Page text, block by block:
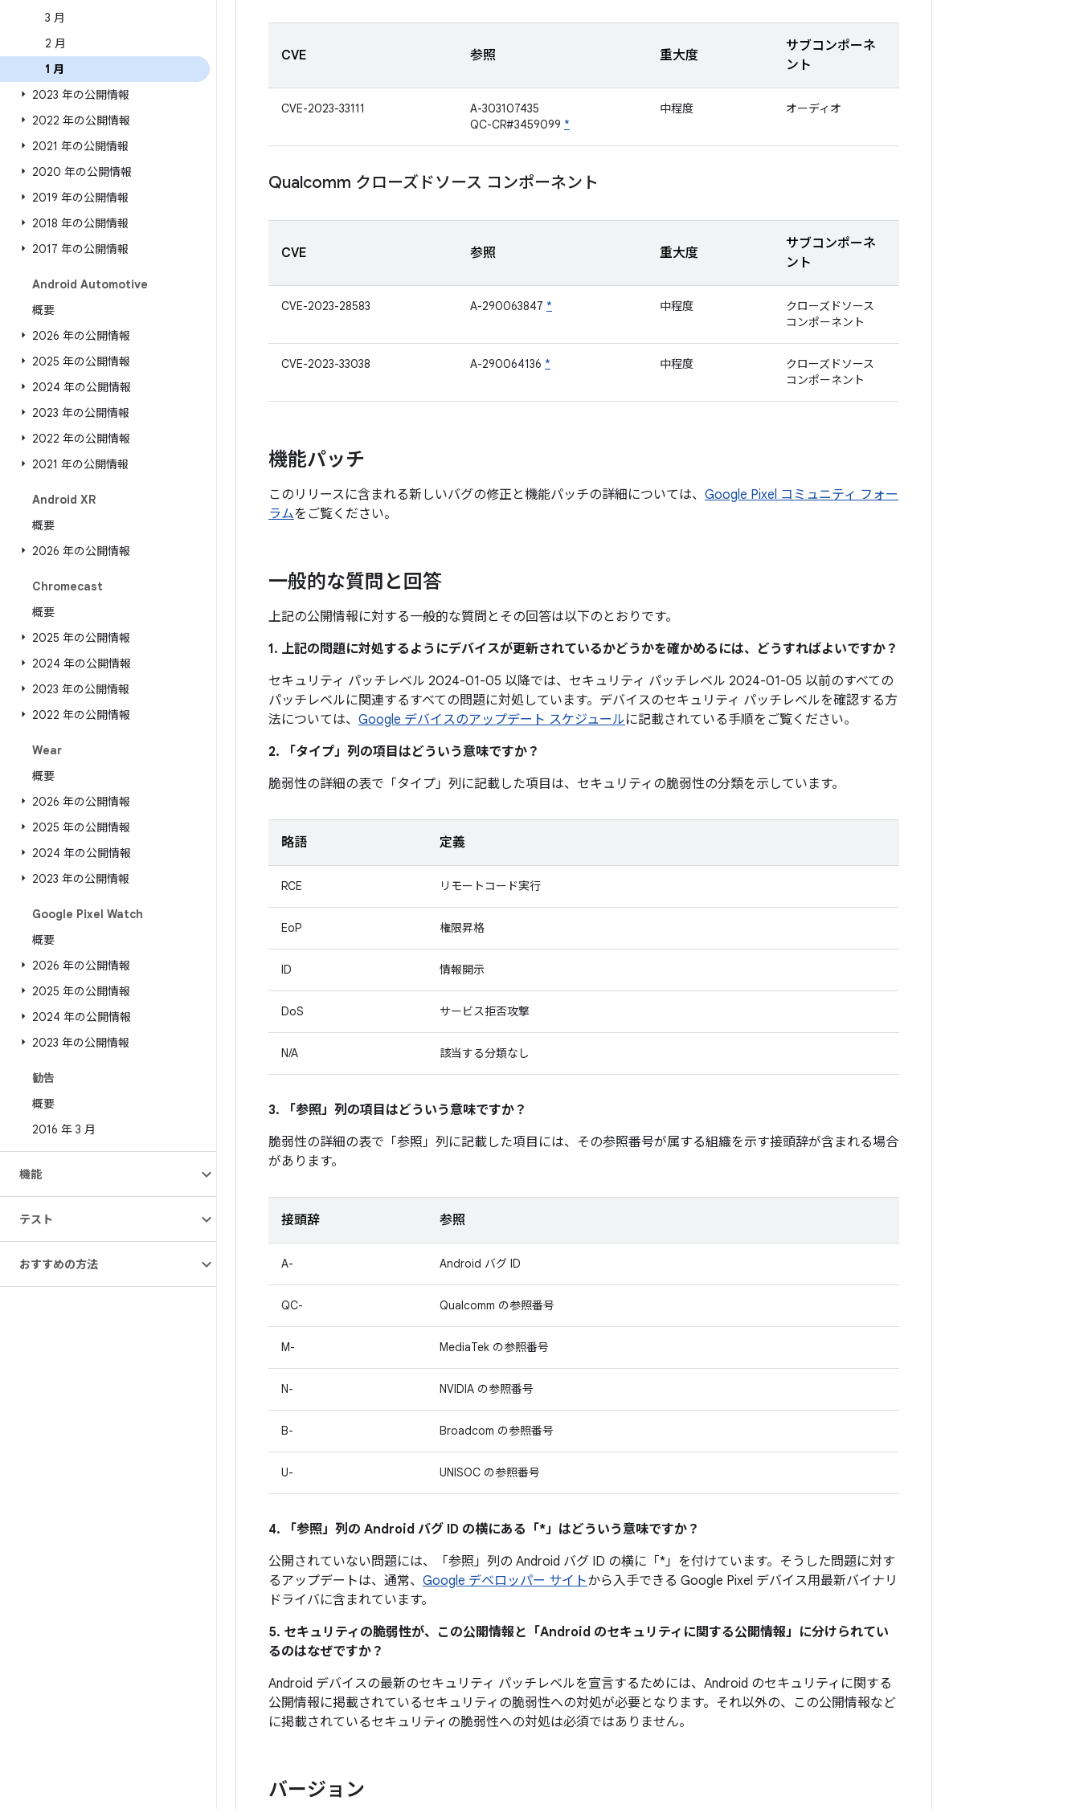
3 月
2 月
1 月
2023 年の公開情報
2022 年の公開情報
2021 年の公開情報
2020 年の公開情報
2019 年の公開情報
2018 年の公開情報
2017 年の公開情報
Android Automotive
概要
2026 年の公開情報
2025 年の公開情報
2024 年の公開情報
2023 年の公開情報
2022 年の公開情報
2021 年の公開情報
Android XR
概要
2026 年の公開情報
Chromecast
概要
2025 年の公開情報
2024 年の公開情報
2023 年の公開情報
2022 年の公開情報
Wear
概要
2026 年の公開情報
2025 年の公開情報
2024 年の公開情報
2023 年の公開情報
Google Pixel Watch
概要
2026 年の公開情報
2025 年の公開情報
2024 年の公開情報
2023 年の公開情報
勧告
概要
2016 年 3 月
機能
テスト
おすすめの方法
CVE 参照 重大度
サブコンポーネ
ント
CVE-2023-33111
A-303107435
QC-CR#3459099 *
中程度 オーディオ
Qualcomm クローズドソース コンポーネント
CVE 参照 重大度
サブコンポーネ
ント
CVE-2023-28583 A-290063847 * 中程度
クローズドソース
コンポーネント
CVE-2023-33038 A-290064136 * 中程度
クローズドソース
コンポーネント
機能パッチ
このリリースに含まれる新しいバグの修正と機能パッチの詳細については、 Google Pixel コミュニティ フォー
ラムをご覧ください。
一般的な質問と回答
上記の公開情報に対する一般的な質問とその回答は以下のとおりです。
1. 上記の問題に対処するようにデバイスが更新されているかどうかを確かめるには、どうすればよいですか？
セキュリティ パッチレベル 2024-01-05 以降では、セキュリティ パッチレベル 2024-01-05 以前のすべての
パッチレベルに関連するすべての問題に対処しています。デバイスのセキュリティ パッチレベルを確認する方
法については、 Google デバイスのアップデート スケジュールに記載されている手順をご覧ください。
2. 「タイプ」 列の項目はどういう意味ですか？
脆弱性の詳細の表で「タイプ」 列に記載した項目は、セキュリティの脆弱性の分類を示しています。
略語 定義
RCE リモートコード実行
EoP 権限昇格
ID 情報開示
DoS サービス拒否攻撃
N/A 該当する分類なし
3. 「参照」 列の項目はどういう意味ですか？
脆弱性の詳細の表で「参照」 列に記載した項目には、その参照番号が属する組織を示す接頭辞が含まれる場合
があります。
接頭辞 参照
A- Android バグ ID
QC- Qualcomm の参照番号
M- MediaTek の参照番号
N- NVIDIA の参照番号
B- Broadcom の参照番号
U- UNISOC の参照番号
4. 「参照」 列の Android バグ ID の横にある「*」はどういう意味ですか？
公開されていない問題には、「参照」 列の Android バグ ID の横に「*」を付けています。そうした問題に対す
るアップデートは、通常、 Google デベロッパー サイトから入手できる Google Pixel デバイス用最新バイナリ
ドライバに含まれています。
5. セキュリティの脆弱性が、この公開情報と「Android のセキュリティに関する公開情報」に分けられてい
るのはなぜですか？
Android デバイスの最新のセキュリティ パッチレベルを宣言するためには、Android のセキュリティに関する
公開情報に掲載されているセキュリティの脆弱性への対処が必要となります。それ以外の、この公開情報など
に掲載されているセキュリティの脆弱性への対処は必須ではありません。
バージョン